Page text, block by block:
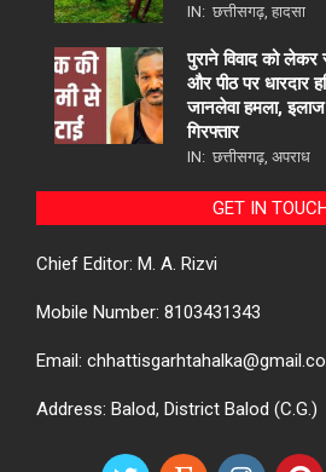
IN: छत्तीसगढ़ हादसा
पुराने विवाद को
और पीठ पर धारदार
जानलेवा हमला,
गिरफ्तार
IN: छत्तीसगढ़ अपराध
GET IN
Chief Editor: M. A. Rizvi
Mobile Number: 8103431343
Email:
Address: Balod, District Balod (C.G.)